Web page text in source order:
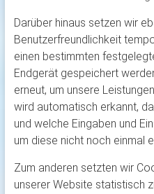
Darüber hinaus setzen wir
Benutzerfreundlichkeit
einen bestimmten
Endgerät gespeichert
erneut, um unsere
wird automatisch erkannt,
und welche Eingaben und
um diese nicht noch einmal
Zum anderen setzten wir
unserer Website statistisch